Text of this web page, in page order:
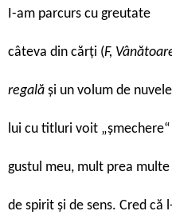
I-am parcurs cu greutate
câteva din cărți (F,
regală și un volum de
lui cu titluri voit
gustul meu, mult prea
de spirit și de sens. Cred că